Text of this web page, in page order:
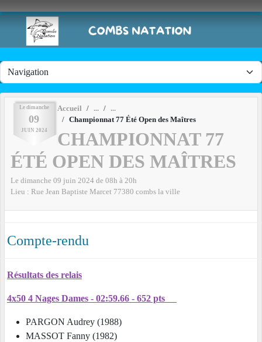
Le dimanche
09
JUIN 2024
Accueil
Championnat 77 Été Open des Maîtres
CHAMPIONNAT 77
ÉTÉ OPEN DES MAÎTRES
Le dimanche 09 juin 2024 de 08h à 20h
Lieu : Rue Jean Baptiste Marcet 77380 combs la ville
Compte-rendu
Résultats des relais
4x50 4 Nages Dames - 02:59.66 - 652 pts
PARGON Audrey (1988)
MASSOT Fanny (1982)